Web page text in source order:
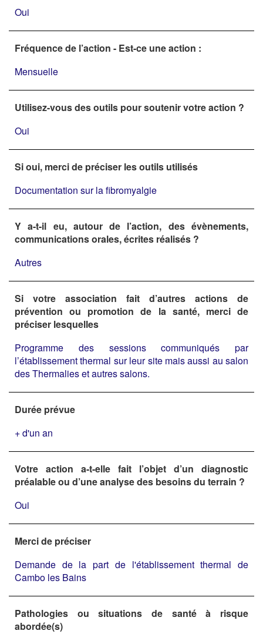
Oui
Fréquence de l’action - Est-ce une action :
Mensuelle
Utilisez-vous des outils pour soutenir votre action ?
Oui
Si oui, merci de préciser les outils utilisés
Documentation sur la fibromyalgie
Y a-t-il eu, autour de l’action, des évènements,
communications orales, écrites réalisés ?
Autres
Si votre association fait d’autres actions de
prévention ou promotion de la santé, merci de
préciser lesquelles
Programme des sessions communiqués par
l’établissement thermal sur leur site mais aussi au salon
des Thermalies et autres salons.
Durée prévue
+ d'un an
Votre action a-t-elle fait l’objet d’un diagnostic
préalable ou d’une analyse des besoins du terrain ?
Oui
Merci de préciser
Demande de la part de l'établissement thermal de
Cambo les Bains
Pathologies ou situations de santé à risque
abordée(s)